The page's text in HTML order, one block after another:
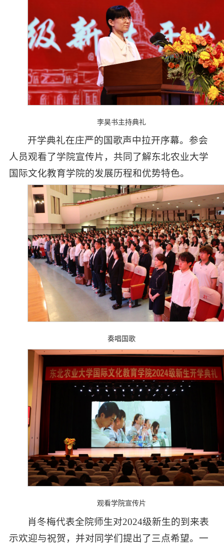
李昊书主持典礼
开学典礼在庄严的国歌声中拉开序幕。参会
人员观看了学院宣传片，共同了解东北农业大学
国际文化教育学院的发展历程和优势特色。
奏唱国歌
观看学院宣传片
肖冬梅代表全院师生对2024级新生的到来表
示欢迎与祝贺，并对同学们提出了三点希望。一